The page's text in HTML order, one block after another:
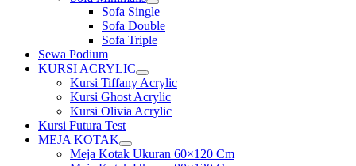
Show
sub
menu
Sofa Single
Sofa Double
Sofa Triple
Sewa Podium
KURSI ACRYLIC
Show
sub
menu
Kursi Tiffany Acrylic
Kursi Ghost Acrylic
Kursi Olivia Acrylic
Kursi Futura Test
MEJA KOTAK
Show
sub
Meja Kotak Ukuran 60×120 Cm